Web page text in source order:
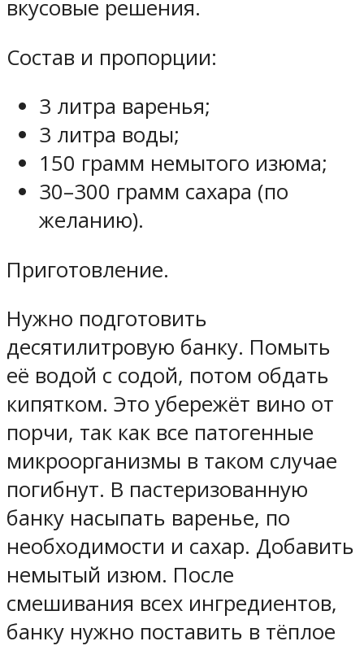
вкусовые решения.
Состав и пропорции:
3 литра варенья;
3 литра воды;
150 грамм немытого изюма;
30–300 грамм сахара (по
желанию).
Приготовление.
Нужно подготовить
десятилитровую банку. Помыть
её водой с содой, потом обдать
кипятком. Это убережёт вино от
порчи, так как все патогенные
микроорганизмы в таком случае
погибнут. В пастеризованную
банку насыпать варенье, по
необходимости и сахар. Добавить
немытый изюм. После
смешивания всех ингредиентов,
банку нужно поставить в тёплое